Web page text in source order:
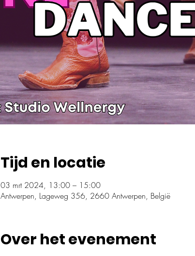
Tijd en locatie
03 mrt 2024, 13:00 – 15:00
Antwerpen, Lageweg 356, 2660 Antwerpen, België
Over het evenement